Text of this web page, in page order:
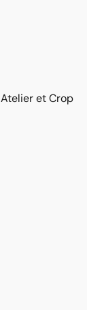
Atelier et Crop